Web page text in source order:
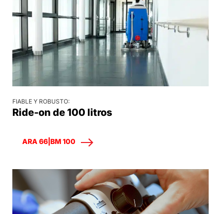
FIABLE Y ROBUSTO:
Ride-on de 100 litros
ARA 66|BM 100